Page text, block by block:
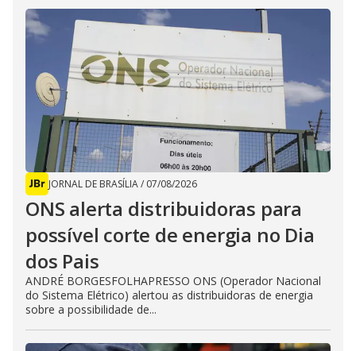
JORNAL DE BRASÍLIA/ 07/08/2026
ONS alerta distribuidoras para
possível corte de energia no Dia
dos Pais
ANDRÉ BORGESFOLHAPRESSO ONS (Operador Nacional
do Sistema Elétrico) alertou as distribuidoras de energia
sobre a possibilidade de...